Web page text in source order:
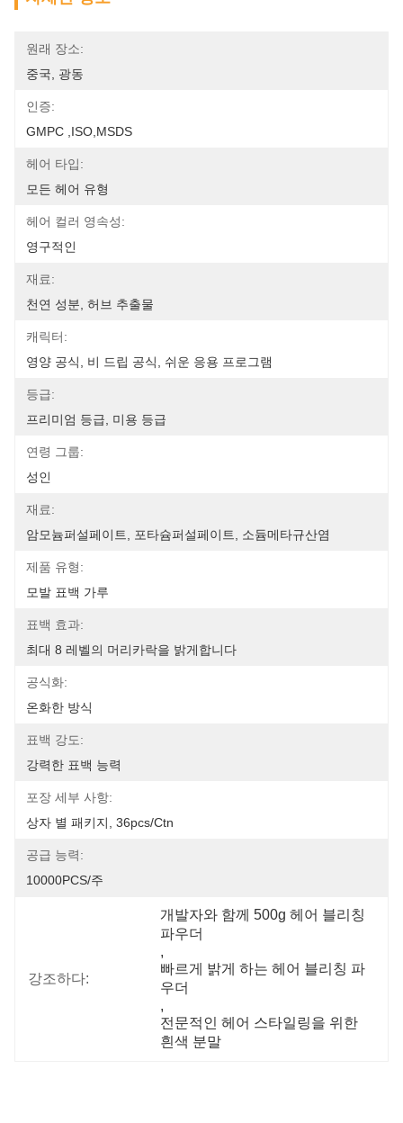
원래 장소:
중국, 광동
인증:
GMPC ,ISO,MSDS
헤어 타입:
모든 헤어 유형
헤어 컬러 영속성:
영구적인
재료:
천연 성분, 허브 추출물
캐릭터:
영양 공식, 비 드립 공식, 쉬운 응용 프로그램
등급:
프리미엄 등급, 미용 등급
연령 그룹:
성인
재료:
암모늄퍼설페이트, 포타슘퍼설페이트, 소듐메타규산염
제품 유형:
모발 표백 가루
표백 효과:
최대 8 레벨의 머리카락을 밝게합니다
공식화:
온화한 방식
표백 강도:
강력한 표백 능력
포장 세부 사항:
상자 별 패키지, 36pcs/ctn
공급 능력:
10000PCS/주
강조하다:
개발자와 함께 500g 헤어 블리칭
파우더
,
빠르게 밝게 하는 헤어 블리칭 파
우더
,
전문적인 헤어 스타일링을 위한
흰색 분말